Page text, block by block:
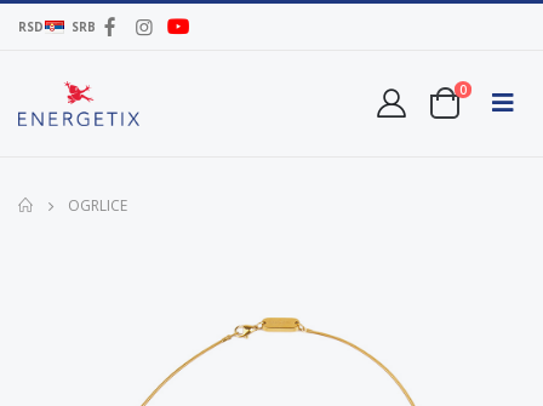
RSD SRB
0
OGRLICE